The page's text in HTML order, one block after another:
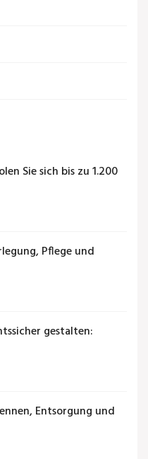
Sie sich bis zu 1.200
Pflege und
gestalten:
Entsorgung und